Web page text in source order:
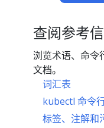
查阅参考
浏览术语、命令
文档。
词汇表
kubectl 命令
标签、注解和